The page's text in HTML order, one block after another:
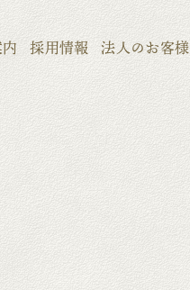
採用情報 法人のお客様